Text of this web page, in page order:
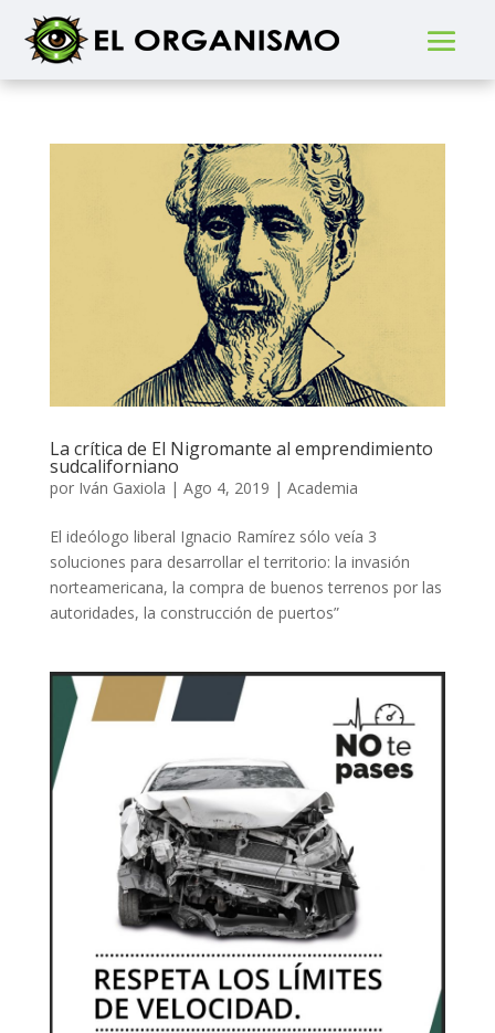
La crítica de El Nigromante al emprendimiento
sudcaliforniano
por Iván Gaxiola | Ago 4, 2019 | Academia
El ideólogo liberal Ignacio Ramírez sólo veía 3
soluciones para desarrollar el territorio: la invasión
norteamericana, la compra de buenos terrenos por las
autoridades, la construcción de puertos”